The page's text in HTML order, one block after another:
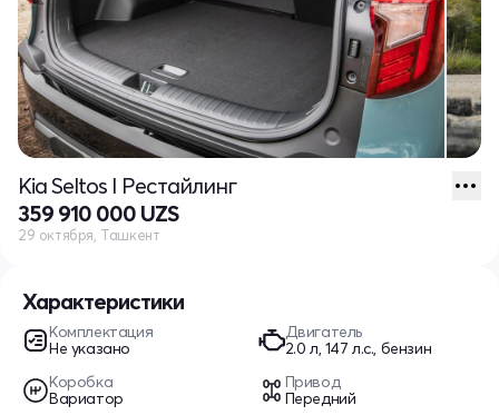
Характеристики
Комплектация
Не указано
Двигатель
2.0 л, 147 л.с., бензин
Коробка
Вариатор
Привод
Передний
Kia Seltos I Рестайлинг
359 910 000 UZS
29 октября, Ташкент